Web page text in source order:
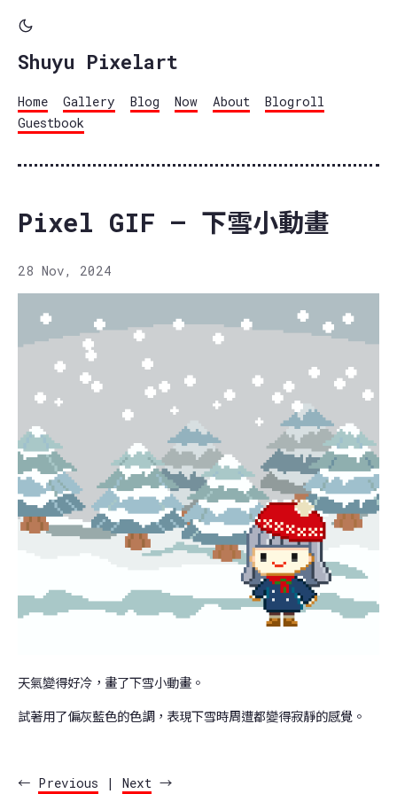
Shuyu Pixelart
Home Gallery Blog Now About
Blogroll
Guestbook
Pixel GIF – 下雪小動畫
28 Nov, 2024
天氣變得好冷，畫了下雪小動畫。
試著用了偏灰藍色的色調，表現下雪時周遭都變得寂靜的感覺。
← Previous | Next →